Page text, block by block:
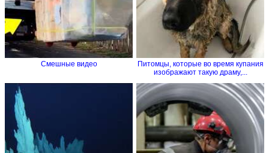
Смешные видео
Питомцы, которые во время купания
изображают такую драму,...